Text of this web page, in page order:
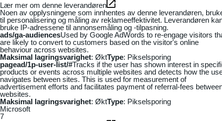
Lær mer om denne leverandøren
Noen av opplysningene som innhentes av denne leverandøren,
til personalisering og måling av reklameeffektivitet. Leverandøren
bruke IP-adressene til annonsemåling og -tilpasning.
ads/ga-audiencesUsed by Google AdWords to re-engage visitors
are likely to convert to customers based on the visitor's online
behaviour across websites.
Maksimal lagringsvarighet: ØktType: Pikselsporing
pagead/1p-user-list/#Tracks if the user has shown interest in
products or events across multiple websites and detects how the
navigates between sites. This is used for measurement of
advertisement efforts and facilitates payment of referral-fees
websites.
Maksimal lagringsvarighet: ØktType: Pikselsporing
Microsoft
7